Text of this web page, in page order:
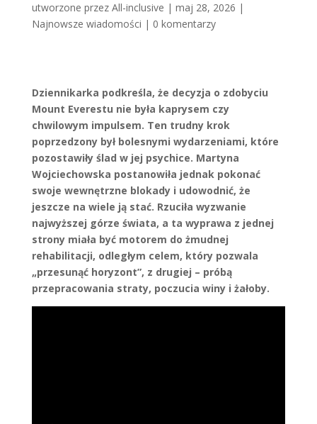
utworzone przez All-inclusive | maj 28, 2026 |
Najnowsze wiadomości | 0 komentarzy
Dziennikarka podkreśla, że decyzja o zdobyciu
Mount Everestu nie była kaprysem czy
chwilowym impulsem. Ten trudny krok
poprzedzony był bolesnymi wydarzeniami, które
pozostawiły ślad w jej psychice. Martyna
Wojciechowska postanowiła jednak pokonać
swoje wewnętrzne blokady i udowodnić, że
jeszcze na wiele ją stać. Rzuciła wyzwanie
najwyższej górze świata, a ta wyprawa z jednej
strony miała być motorem do żmudnej
rehabilitacji, odległym celem, który pozwala
„przesunąć horyzont”, z drugiej – próbą
przepracowania straty, poczucia winy i żałoby.